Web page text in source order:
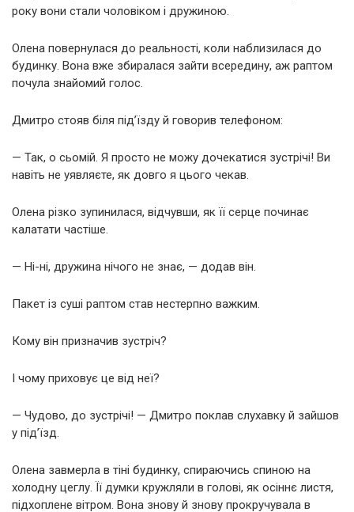
року вони стали чоловіком і дружиною.
Олена повернулася до реальності, коли наблизилася до
будинку. Вона вже збиралася зайти всередину, аж раптом
почула знайомий голос.
Дмитро стояв біля під’їзду й говорив телефоном:
— Так, о сьомій. Я просто не можу дочекатися зустрічі! Ви
навіть не уявляєте, як довго я цього чекав.
Олена різко зупинилася, відчувши, як її серце починає
калатати частіше.
— Ні-ні, дружина нічого не знає, — додав він.
Пакет із суші раптом став нестерпно важким.
Кому він призначив зустріч?
І чому приховує це від неї?
— Чудово, до зустрічі! — Дмитро поклав слухавку й зайшов
у під’їзд.
Олена завмерла в тіні будинку, спираючись спиною на
холодну цеглу. Її думки кружляли в голові, як осіннє листя,
підхоплене вітром. Вона знову й знову прокручувала в